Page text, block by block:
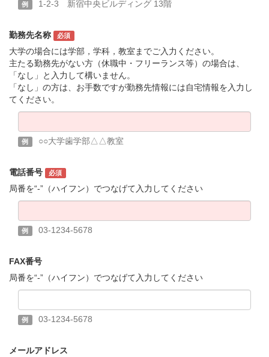
例 1-2-3 新宿中央ビルディング 13階
勤務先名称 必須
大学の場合には学部，学科，教室までご入力ください。
主たる勤務先がない方（休職中・フリーランス等）の場合は、
「なし」と入力して構いません。
「なし」の方は、お手数ですが勤務先情報には自宅情報を入力し
てください。
例 ○○大学歯学部△△教室
電話番号 必須
局番を“-”（ハイフン）でつなげて入力してください
例 03-1234-5678
FAX番号
局番を“-”（ハイフン）でつなげて入力してください
例 03-1234-5678
メールアドレス